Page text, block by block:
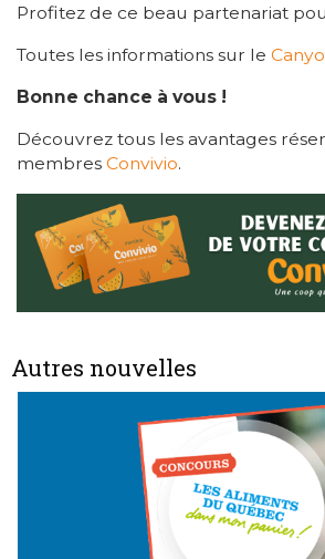
Profitez de ce beau partenariat
Toutes les informations sur le
Bonne chance à vous !
Découvrez tous les avantages
membres Convivio.
Autres nouvelles